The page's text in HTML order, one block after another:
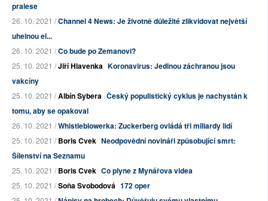
pralese
26. 10. 2021 /Channel 4 News: Je životně důležité zlikvidovat největší
uhelnou el...
26. 10. 2021 /Co bude po Zemanovi?
25. 10. 2021 /Jiří Hlavenka Koronavirus: Jedinou záchranou jsou
vakcíny
25. 10. 2021 /Albín Sybera Český populistický cyklus je nachystán k
tomu, aby se opakoval
26. 10. 2021 /Whistleblowerka: Zuckerberg ovládá tři miliardy lidí
25. 10. 2021 /Boris Cvek Neodpovědní novináři způsobující smrt:
Šílenství na Seznamu
25. 10. 2021 /Boris Cvek Co plyne z Mynářova videa
25. 10. 2021 /Soňa Svobodová 172 oper